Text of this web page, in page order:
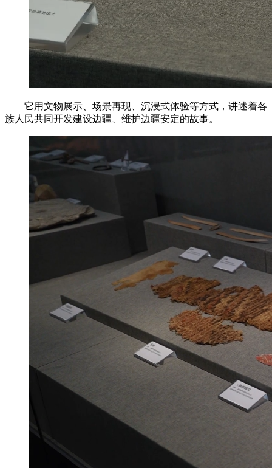
它用文物展示、场景再现、沉浸式体验等方式，讲述着各
族人民共同开发建设边疆、维护边疆安定的故事。